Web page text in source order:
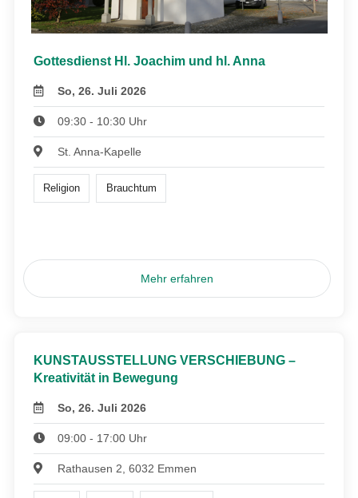
Gottesdienst Hl. Joachim und hl. Anna
So, 26. Juli 2026
09:30 - 10:30 Uhr
St. Anna-Kapelle
Religion Brauchtum
Mehr erfahren
KUNSTAUSSTELLUNG VERSCHIEBUNG –
Kreativität in Bewegung
So, 26. Juli 2026
09:00 - 17:00 Uhr
Rathausen 2, 6032 Emmen